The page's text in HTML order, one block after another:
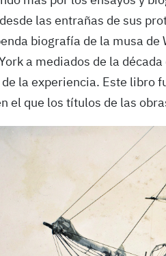
las entrañas de sus
biografía de la musa
a mediados de la
la experiencia. Este libro
el que los títulos de las